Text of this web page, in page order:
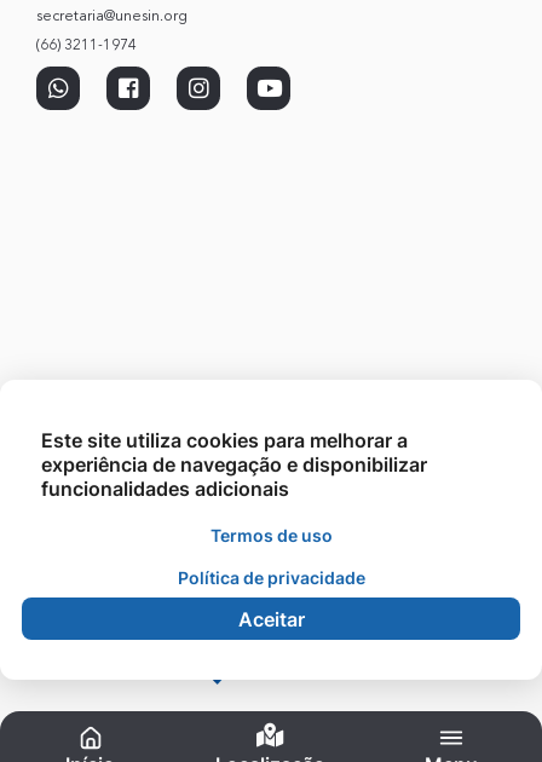
secretaria@unesin.org
(66) 3211-1974
©2021 - UNESIN - Todos os direitos reservados.
Este site utiliza cookies para melhorar a
experiência de navegação e disponibilizar
funcionalidades adicionais
Termos de uso
Política de privacidade
Aceitar